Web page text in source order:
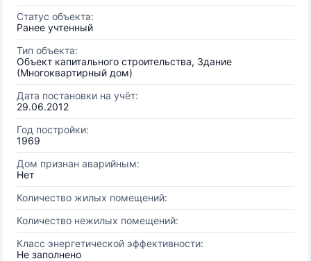
Статус объекта:
Ранее учтенный
Тип объекта:
Объект капитального строительства, Здание
(Многоквартирный дом)
Дата постановки на учёт:
29.06.2012
Год постройки:
1969
Дом признан аварийным:
Нет
Количество жилых помещений:
Количество нежилых помещений:
Класс энергетической эффективности:
Не заполнено